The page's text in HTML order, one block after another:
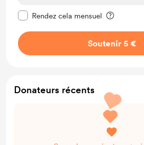
Rendez cela mensuel
Soutenir 5 €
Donateurs récents